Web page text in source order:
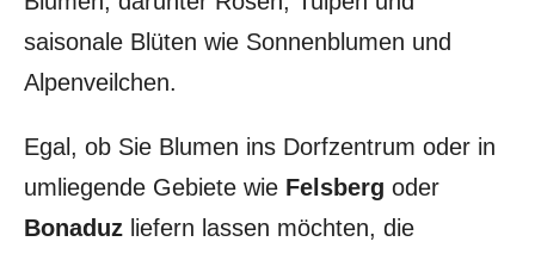
saisonale Blüten wie Sonnenblumen und
Alpenveilchen.
Egal, ob Sie Blumen ins Dorfzentrum oder in
umliegende Gebiete wie Felsberg oder
Bonaduz liefern lassen möchten, die